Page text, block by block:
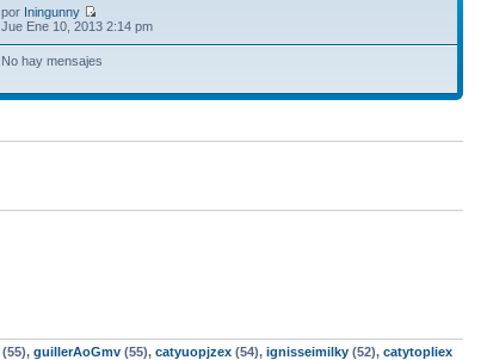
por Iningunny
Jue Ene 10, 2013 2:14 pm
No hay mensajes
(55), guillerAoGmv (55), catyuopjzex (54), ignisseimilky (52), catytopliex